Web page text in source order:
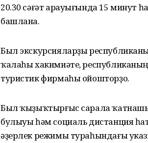
20.30 сәғәт арауығында 15 минут
башлана.
Был экскурсияларҙы
ҡалаһы хакимиәте,
туристик фирмаһы ойошторҙо.
Был ҡыҙыҡтырғыс сарала
булыуы һәм социаль дистанция
әҙерлек режимы тураһындағы